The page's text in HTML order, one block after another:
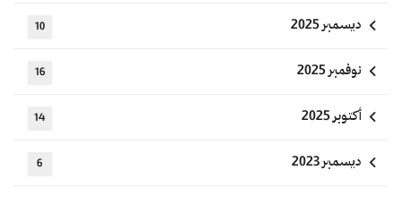
ديسمبر 2025 10
نوفمبر 2025 16
أكتوبر 2025 14
ديسمبر 2023 6